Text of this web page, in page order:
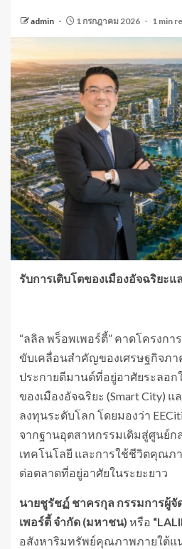
admin 1 กรกฎาคม 2026 1 min
รับการเติบโตของเมืองอัจฉริยะ
“ลลิล พร็อพเพอร์ตี้” คาดโครงการ
ขับเคลื่อนสำคัญของเศรษฐกิจภ
ประกายดีมานด์ที่อยู่อาศัยระลอก
ของเมืองอัจฉริยะ (Smart City)
ลงทุนระดับโลก โดยมองว่า
จากฐานอุตสาหกรรมเดิมสู่ศูนย์ก
เทคโนโลยี และการใช้ชีวิตคุณภ
ต่อตลาดที่อยู่อาศัยในระยะยาว
นายชูรัชฏ์ ชาครกุล กรรมการผู้จั
เพอร์ตี้ จำกัด (มหาชน) หรือ “
อสังหาริมทรัพย์คุณภาพภายใต้แ